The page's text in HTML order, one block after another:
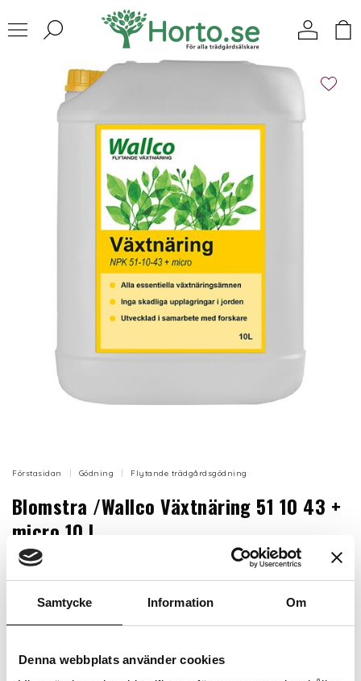
Samtycke Information Om
Denna webbplats använder cookies
Förstasidan Gödning Flytande trädgårdsgödning
Blomstra /Wallco Växtnäring 51 10 43 +
micro 10 L
Fullgödning som innehåller alla de näringsämnen som
växterna behöver. Produkten innehåller precis så
mycket spårämnen som forskningen har visat är
Finns i lager (9 st)